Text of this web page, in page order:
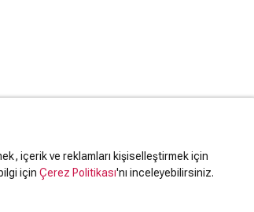
içerik ve reklamları kişiselleştirmek için
için Çerez Politikası'nı inceleyebilirsiniz.